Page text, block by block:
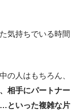
気持ちでいる時間
中の人はもちろん、
相手にパートナー
といった複雑な片